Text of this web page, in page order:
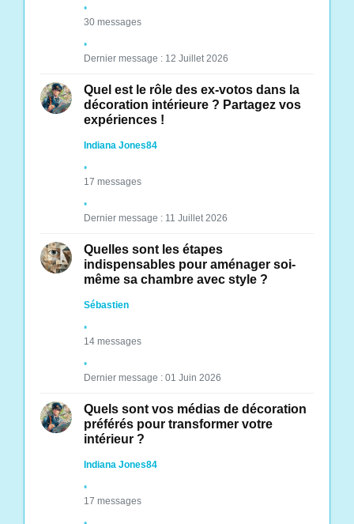
30 messages
Dernier message : 12 Juillet 2026
Quel est le rôle des ex-votos dans la
décoration intérieure ? Partagez vos
expériences !
Indiana Jones84
17 messages
Dernier message : 11 Juillet 2026
Quelles sont les étapes
indispensables pour aménager soi-
même sa chambre avec style ?
Sébastien
14 messages
Dernier message : 01 Juin 2026
Quels sont vos médias de décoration
préférés pour transformer votre
intérieur ?
Indiana Jones84
17 messages